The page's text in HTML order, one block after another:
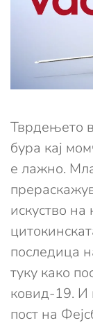
Тврдењето
бура кај
е лажно.
искуство
последица
туку како
ковид-19. И
пост на